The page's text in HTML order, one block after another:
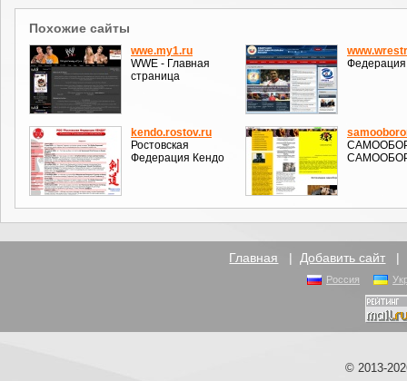
Похожие сайты
wwe.my1.ru
WWE - Главная
страница
Федерация
kendo.rostov.ru
Ростовская
Федерация Кендо
Главная | Добавить сайт |
Россия
© 2013-